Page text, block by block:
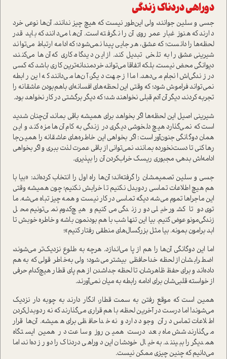
دوراهی دردناک زندگی
جسی و سلین جوانند، ولی این‌طور نیست که هیچ چیز ندانند. آن‌ها نوعی خرد
دارند که هنوز غبار عمر روی آن را نگرفته است. آن‌ها می‌دانند که باید قدر
لحظه‌ها را دانست؛ که عشق، هر جایی پیدا نمی‌شود؛ که ادامه ارتباط می‌تواند
شیرینی عشق را به تلخی تبدیل کند. از این دیدگاه، کاری که آن‌ها می‌کنند،
دیوانگی محض نیست، بلکه اتفاقا می‌تواند خردمندانه‌ترین کاری باشد که کسی
در زندگی‌اش انجام می‌دهد. اما از جهت دیگر، آن‌ها می‌دانند که این رابطه
نمی‌تواند فراموش شود؛ که وقتی این لحظه‌های افسانه‌ای با‌هم‌بودن عاشقانه را
تجربه کردند، دیگر آن آدم قبلی نخواهند شد؛ که دیگر برگشتی در کار نخواهد بود.
شیرینی اصیل این لحظه‌ها اگر بخواهد برای همیشه باقی بماند، آن‌چنان شدید
است که نمی‌گذارد هیچ دلخوشی دیگری در زندگی به کام آن‌ها مزه کند و این
همان دوگانگی جنون‌آور است: اگر بخواهی این خاطره‌های عاشقانه را همین‌جا
رها کنی تا دست‌نخورده بمانند، نمی‌توانی از باقی عمرت لذت ببری و اگر بخواهی
ادامه‌اش بدهی، مجبوری ریسک خراب‌کردن آن را بپذیری.
جسی و سلین تصمیمشان را گرفته‌اند؛ آن‌ها راه اول را انتخاب کرده‌اند: «بیا با
هم هیچ اطلاعات تماسی ردوبدل نکنیم تا خرابش نکنیم؛ چون همیشه وقتی
این ماجراها تموم می‌شه، دیگه تماسی در کار نیست و همه چیز تباه می‌شه. ما
توی دو تا کشور خیلی دور زندگی می‌کنیم و هیچ‌کدوم نمی‌تونیم محل
زندگی‌مونو عوض کنیم. بیا این تنها شب با هم بودنمون باشه و خاطره خوبش تا
ابد برامون بمونه. بیا مثل بزرگسال‌های منطقی رفتار کنیم»؛
اما این دوگانگی آن‌ها را هم از پا می‌اندازد. هرچه به طلوع نزدیک‌تر می‌شوند،
اضطرابشان از لحظه خداحافظی بیشتر می‌شود؛ ولی به‌خاطر قولی که به هم
داده‌اند و برای حفظ ظاهرشان، تا لحظه جدا‌شدن از هم پای قطار هیچ‌کدام حرفی
از خواسته قلبی‌شان برای ادامه رابطه به میان نمی‌آورند.
همین است که موقع رفتن به سمت قطار، انگار دارند به چوبه دار نزدیک
می‌شوند! اما درست در آخرین لحظه، با هم قراری می‌گذارند که نه رد‌و‌بدل‌کردن
اطلاعات تماس در آن وجود دارد و نه خداحافظی برای همیشه. آن‌ها قرار
می‌گذارند شش ماه بعد درست همین روز و ساعت در همین ایستگاه
همدیگر را ببینند. به خیال خودشان این دوراهی دردناک را دور زده‌اند، اما
می‌دانیم که چنین چیزی ممکن نیست.